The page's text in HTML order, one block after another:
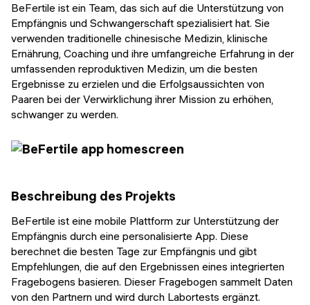
BeFertile ist ein Team, das sich auf die Unterstützung von
Empfängnis und Schwangerschaft spezialisiert hat. Sie
verwenden traditionelle chinesische Medizin, klinische
Ernährung, Coaching und ihre umfangreiche Erfahrung in der
umfassenden reproduktiven Medizin, um die besten
Ergebnisse zu erzielen und die Erfolgsaussichten von
Paaren bei der Verwirklichung ihrer Mission zu erhöhen,
schwanger zu werden.
Beschreibung des Projekts
BeFertile ist eine mobile Plattform zur Unterstützung der
Empfängnis durch eine personalisierte App. Diese
berechnet die besten Tage zur Empfängnis und gibt
Empfehlungen, die auf den Ergebnissen eines integrierten
Fragebogens basieren. Dieser Fragebogen sammelt Daten
von den Partnern und wird durch Labortests ergänzt.